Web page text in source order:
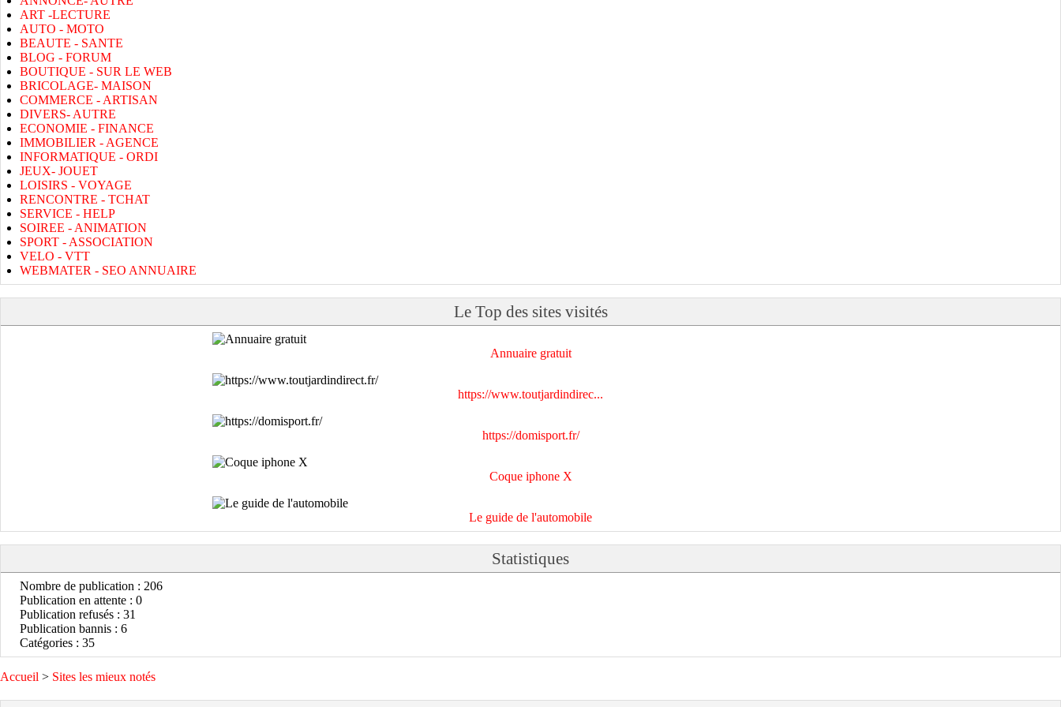
ART -LECTURE
AUTO - MOTO
BEAUTE - SANTE
BLOG - FORUM
BOUTIQUE - SUR LE WEB
BRICOLAGE- MAISON
COMMERCE - ARTISAN
DIVERS- AUTRE
ECONOMIE - FINANCE
IMMOBILIER - AGENCE
INFORMATIQUE - ORDI
JEUX- JOUET
LOISIRS - VOYAGE
RENCONTRE - TCHAT
SERVICE - HELP
SOIREE - ANIMATION
SPORT - ASSOCIATION
VELO - VTT
WEBMATER - SEO ANNUAIRE
Le Top des sites visités
Annuaire gratuit
https://www.toutjardindirec...
https://domisport.fr/
Coque iphone X
Le guide de l'automobile
Statistiques
Nombre de publication : 206
Publication en attente : 0
Publication refusés : 31
Publication bannis : 6
Catégories : 35
Accueil > Sites les mieux notés